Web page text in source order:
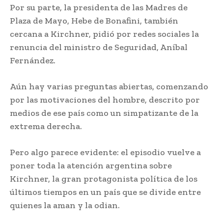
Por su parte, la presidenta de las Madres de
Plaza de Mayo, Hebe de Bonafini, también
cercana a Kirchner, pidió por redes sociales la
renuncia del ministro de Seguridad, Aníbal
Fernández.
Aún hay varias preguntas abiertas, comenzando
por las motivaciones del hombre, descrito por
medios de ese país como un simpatizante de la
extrema derecha.
Pero algo parece evidente: el episodio vuelve a
poner toda la atención argentina sobre
Kirchner, la gran protagonista política de los
últimos tiempos en un país que se divide entre
quienes la aman y la odian.